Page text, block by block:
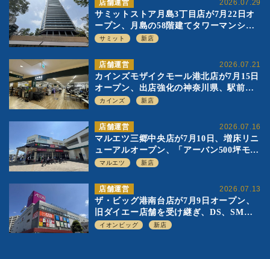
2026.07.29
店舗運営
サミットストア月島3丁目店が7月22日オ
ープン、月島の58階建てタワーマンショ
ン1階に生鮮強化の小商圏型店を出店
サミット 新店
2026.07.21
店舗運営
カインズモザイクモール港北店が7月15日
オープン、出店強化の神奈川県、駅前
SC2階の都市型小型店
カインズ 新店
2026.07.16
店舗運営
マルエツ三郷中央店が7月10日、増床リニ
ューアルオープン、「アーバン500坪モデ
ル」の実験を集大成、駅前立地受け、寿
マルエツ 新店
2026.07.13
店舗運営
ザ・ビッグ港南台店が7月9日オープン、
旧ダイエー店舗を受け継ぎ、DS、SM激
戦区にイオンビッグが出店へ
イオンビッグ 新店